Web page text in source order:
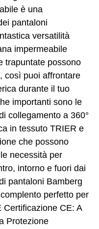
è una
pantaloni
versatilità
impermeabile
trapuntate possono
così puoi affrontare
durante il tuo
importanti sono le
collegamento a 360°
in tessuto TRIER e
che possono
necessità per
intorno e fuori dai
pantaloni Bamberg
perfetto per
Certificazione CE: A
Protezione